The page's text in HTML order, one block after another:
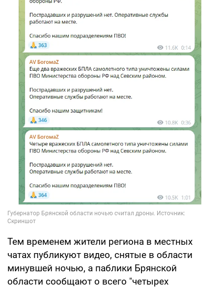
Тем временем жители региона в местных
чатах публикуют видео, снятые в области
минувшей ночью, а паблики Брянской
области сообщают о всего "четырех